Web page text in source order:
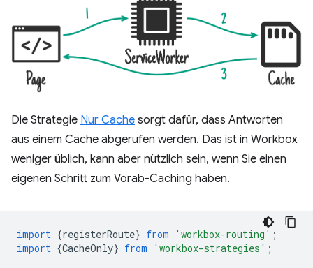
Die Strategie Nur Cache sorgt dafür, dass Antworten
aus einem Cache abgerufen werden. Das ist in Workbox
weniger üblich, kann aber nützlich sein, wenn Sie einen
eigenen Schritt zum Vorab-Caching haben.
import {registerRoute} from 'workbox-routing' ;
import {CacheOnly} from 'workbox-strategies' ;